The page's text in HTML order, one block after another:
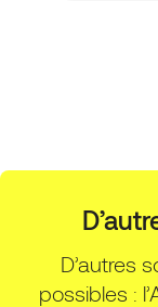
D’autres
possibles :